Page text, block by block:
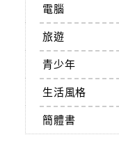
電腦
旅遊
青少年
生活風格
簡體書